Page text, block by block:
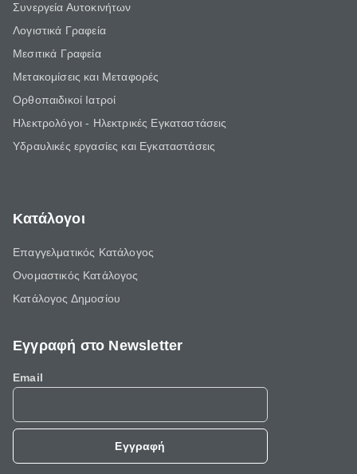
Συνεργεία Αυτοκινήτων
Λογιστικά Γραφεία
Μεσιτικά Γραφεία
Μετακομίσεις και Μεταφορές
Ορθοπαιδικοί Ιατροί
Ηλεκτρολόγοι - Ηλεκτρικές Εγκαταστάσεις
Υδραυλικές εργασίες και Εγκαταστάσεις
Κατάλογοι
Επαγγελματικός Κατάλογος
Ονομαστικός Κατάλογος
Κατάλογος Δημοσίου
Εγγραφή στο Newsletter
Email
Εγγραφή